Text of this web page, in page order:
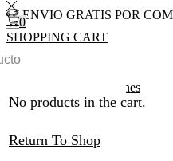
ENVIO GRATIS POR
0
SHOPPING CART
No products in the cart.
Return To Shop
Cinturones